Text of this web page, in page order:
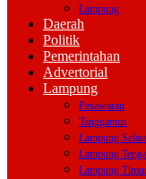
Lampung
Daerah
Politik
Pemerintahan
Advertorial
Lampung
Pesawaran
Tanggamus
Lampung
Lampung
Lampung